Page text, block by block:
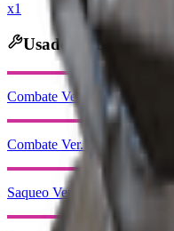
x1
Usado en Fabricación
Combate Ver. 3 (Agresivo)
Combate Ver. 3 (Flanqueo)
Saqueo Ver. 3 (Cauteloso)